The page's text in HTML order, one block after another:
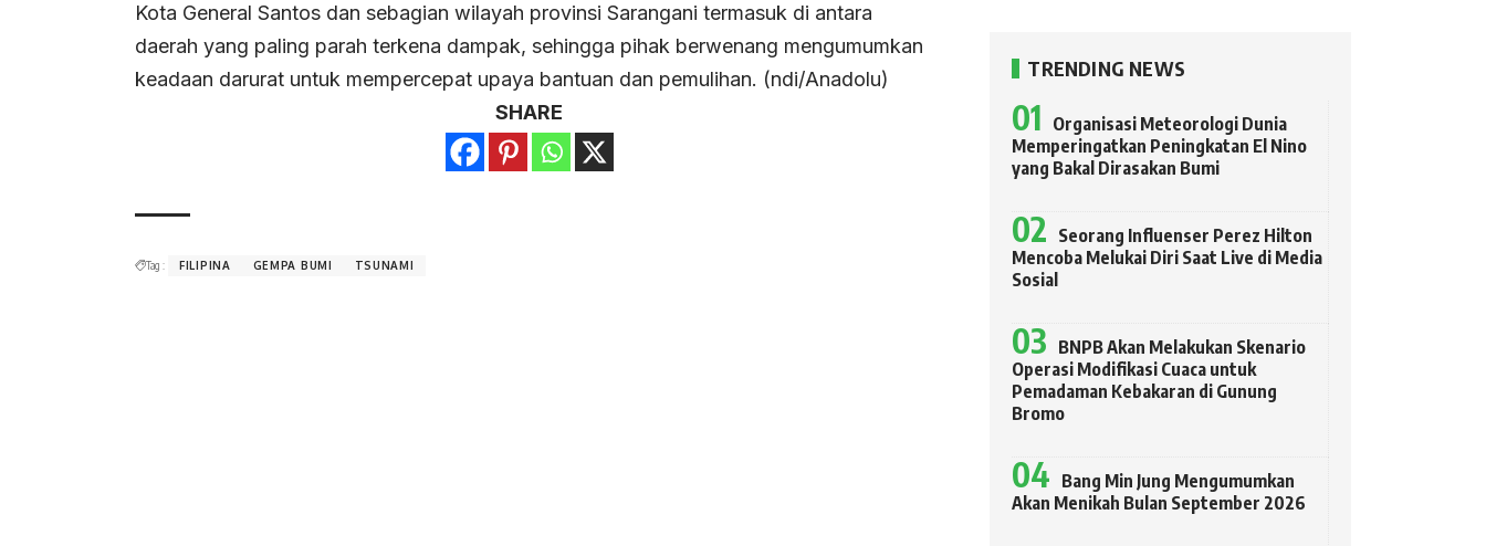
Kota General Santos dan sebagian wilayah provinsi Sarangani termasuk di antara
daerah yang paling parah terkena dampak, sehingga pihak berwenang mengumumkan
keadaan darurat untuk mempercepat upaya bantuan dan pemulihan. (ndi/Anadolu)
SHARE
Tag : FILIPINA GEMPA BUMI TSUNAMI
TRENDING NEWS
Organisasi Meteorologi Dunia
Memperingatkan Peningkatan El Nino
yang Bakal Dirasakan Bumi
Seorang Influenser Perez Hilton
Mencoba Melukai Diri Saat Live di Media
Sosial
BNPB Akan Melakukan Skenario
Operasi Modifikasi Cuaca untuk
Pemadaman Kebakaran di Gunung
Bromo
Bang Min Jung Mengumumkan
Akan Menikah Bulan September 2026